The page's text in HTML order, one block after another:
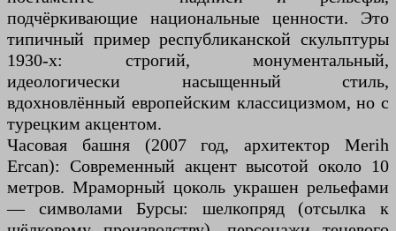
подчёркивающие национальные ценности. Это
типичный пример республиканской скульптуры
1930-х: строгий, монументальный,
идеологически насыщенный стиль,
вдохновлённый европейским классицизмом, но с
турецким акцентом.
Часовая башня (2007 год, архитектор Merih
Ercan): Современный акцент высотой около 10
метров. Мраморный цоколь украшен рельефами
— символами Бурсы: шелкопряд (отсылка к